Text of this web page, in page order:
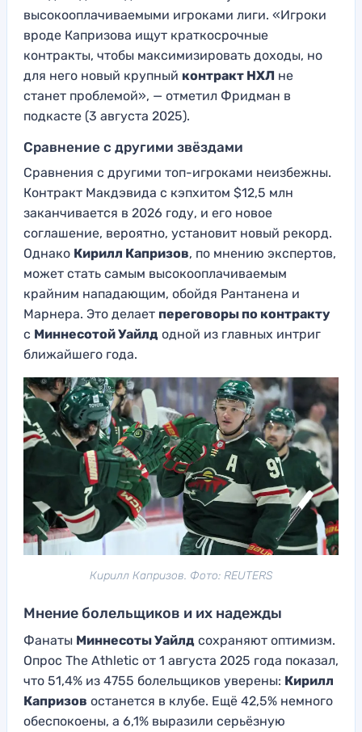
высокооплачиваемыми игроками лиги. «Игроки
вроде Капризова ищут краткосрочные
контракты, чтобы максимизировать доходы, но
для него новый крупный контракт НХЛ не
станет проблемой», — отметил Фридман в
подкасте (3 августа 2025).
Сравнение с другими звёздами
Сравнения с другими топ-игроками неизбежны.
Контракт Макдэвида с кэпхитом $12,5 млн
заканчивается в 2026 году, и его новое
соглашение, вероятно, установит новый рекорд.
Однако Кирилл Капризов, по мнению экспертов,
может стать самым высокооплачиваемым
крайним нападающим, обойдя Рантанена и
Марнера. Это делает переговоры по контракту
с Миннесотой Уайлд одной из главных интриг
ближайшего года.
Кирилл Капризов. Фото: REUTERS
Мнение болельщиков и их надежды
Фанаты Миннесоты Уайлд сохраняют оптимизм.
Опрос The Athletic от 1 августа 2025 года показал,
что 51,4% из 4755 болельщиков уверены: Кирилл
Капризов останется в клубе. Ещё 42,5% немного
обеспокоены, а 6,1% выразили серьёзную